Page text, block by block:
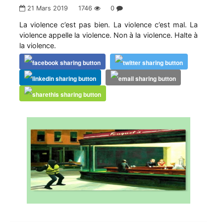
21 Mars 2019 1746 0
La violence c’est pas bien. La violence c’est mal. La
violence appelle la violence. Non à la violence. Halte à
la violence.